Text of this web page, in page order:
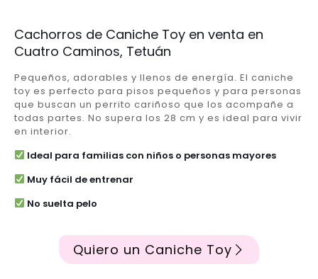
Cachorros de Caniche Toy en venta en
Cuatro Caminos, Tetuán
Pequeños, adorables y llenos de energía. El caniche
toy es perfecto para pisos pequeños y para personas
que buscan un perrito cariñoso que los acompañe a
todas partes. No supera los 28 cm y es ideal para vivir
en interior.
Ideal para familias con niños o personas mayores
Muy fácil de entrenar
No suelta pelo
Quiero un Caniche Toy